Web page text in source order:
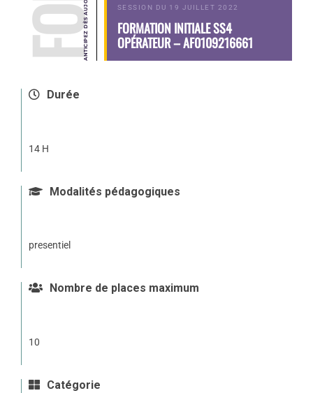
SESSION DU 19 JUILLET 2022
FORMATION INITIALE SS4
OPÉRATEUR – AF0109216661
Durée
14 H
Modalités pédagogiques
presentiel
Nombre de places maximum
10
Catégorie